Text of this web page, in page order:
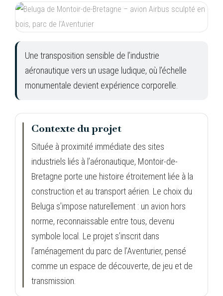
Une transposition sensible de l’industrie
aéronautique vers un usage ludique, où l’échelle
monumentale devient expérience corporelle.
Contexte du projet
Située à proximité immédiate des sites
industriels liés à l’aéronautique, Montoir-de-
Bretagne porte une histoire étroitement liée à la
construction et au transport aérien. Le choix du
Beluga s’impose naturellement : un avion hors
norme, reconnaissable entre tous, devenu
symbole local. Le projet s’inscrit dans
l’aménagement du parc de l’Aventurier, pensé
comme un espace de découverte, de jeu et de
transmission.